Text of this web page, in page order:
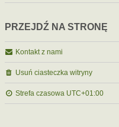
PRZEJDŹ NA STRONĘ
Kontakt z nami
Usuń ciasteczka witryny
Strefa czasowa UTC+01:00